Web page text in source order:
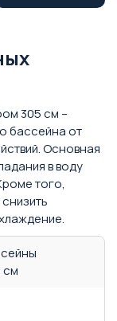
305 см –
бассейна от
Основная
в воду
того,
см